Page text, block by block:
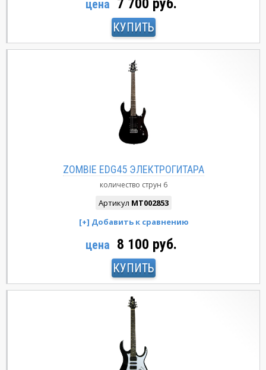
цена 7 700 руб.
КУПИТЬ
ZOMBIE EDG45 ЭЛЕКТРОГИТАРА
количество струн 6
Артикул MT002853
цена 8 100 руб.
КУПИТЬ